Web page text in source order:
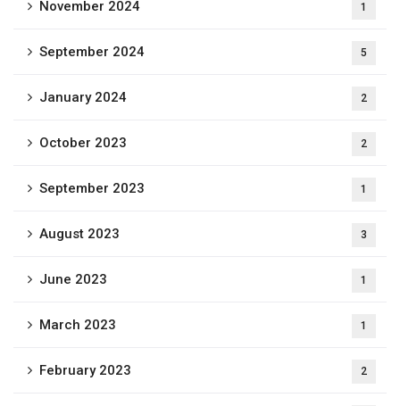
November 2024 1
September 2024 5
January 2024 2
October 2023 2
September 2023 1
August 2023 3
June 2023 1
March 2023 1
February 2023 2